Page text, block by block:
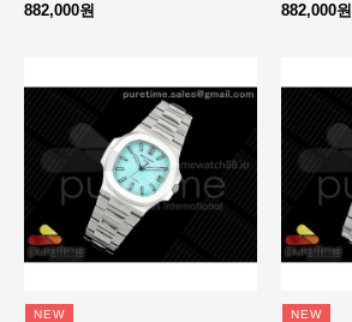
882,000원
882,000원
NEW NEW